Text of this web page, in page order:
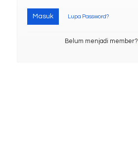
Masuk Lupa Password?
Belum menjadi member?